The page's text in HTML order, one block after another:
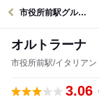
市役所前駅グルメへ
オルトラーナ
市役所前駅/イタリアン
3.06